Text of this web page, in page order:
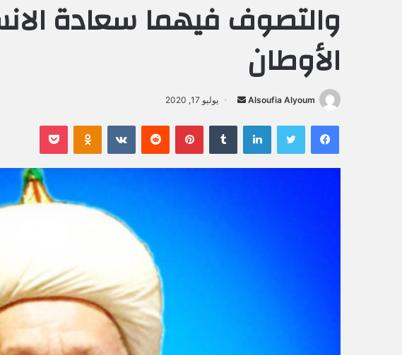
والتصوف فيهما سعادة
الأوطان
Alsoufia Alyoum
ل
ب
يوليو 17, 2020
فيسبوك لينكدإن بينتيريست